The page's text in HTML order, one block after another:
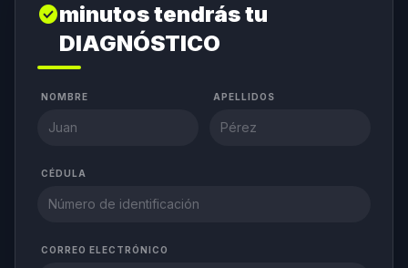
check_circleminutos tendrás tu
DIAGNÓSTICO
NOMBRE APELLIDOS
CÉDULA
CORREO ELECTRÓNICO